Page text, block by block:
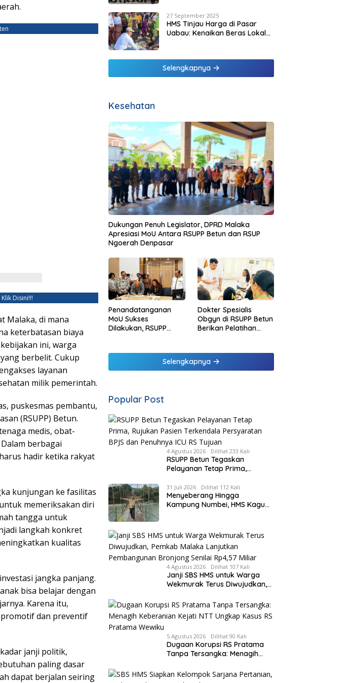
Disini!!!
Malaka, di mana
keterbatasan biaya
ini, warga
berbelit. Cukup
layanan
milik pemerintah.
puskesmas pembantu,
(RSUPP) Betun.
medis, obat-
berbagai
hadir ketika rakyat
kunjungan ke fasilitas
memeriksakan diri
tangga untuk
langkah konkret
kualitas
jangka panjang.
bisa belajar dengan
Karena itu,
dan preventif
janji politik,
paling dasar
dapat berjalan seiring
27 September 2025
HMS Tinjau Harga di Pasar
Uabau: Kenaikan Beras Lokal
Selengkapnya
Kesehatan
Dukungan Penuh Legislator, DPRD Malaka
Apresiasi MoU Antara RSUPP Betun dan RSUP
Ngoerah Denpasar
Penandatanganan
MoU Sukses
Dilakukan, RSUPP
Ngoerah
Dokter Spesialis
Obgyn di RSUPP Betun
Berikan Pelatihan
Persalinan Bagi
Tenaga Kesehatan di
Selengkapnya
Popular Post
4 Agustus 2026 Dilihat 233 Kali
RSUPP Betun Tegaskan
Pelayanan Tetap Prima,
Persyaratan BPJS dan
Penuhnya ICU RS Tujuan
31 Juli 2026 Dilihat 112 Kali
Menyeberang Hingga
Kampung Numbei, HMS Kagum
Rampung
4 Agustus 2026 Dilihat 107 Kali
Janji SBS HMS untuk Warga
Wekmurak Terus Diwujudkan,
Pembangunan Bronjong Senilai
Rp4,57 Miliar
5 Agustus 2026 Dilihat 90 Kali
Dugaan Korupsi RS Pratama
Tanpa Tersangka: Menagih
Kasus RS Pratama Wewiku